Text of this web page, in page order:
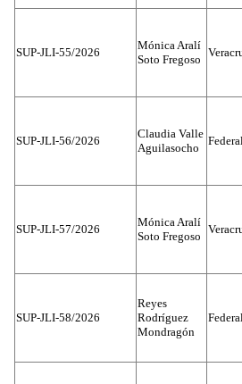
SUP-JLI-55/2026
Mónica Aralí
Soto Fregoso
SUP-JLI-56/2026
Claudia Valle
Aguilasocho
SUP-JLI-57/2026
Mónica Aralí
Soto Fregoso
SUP-JLI-58/2026
Reyes
Rodríguez
Mondragón